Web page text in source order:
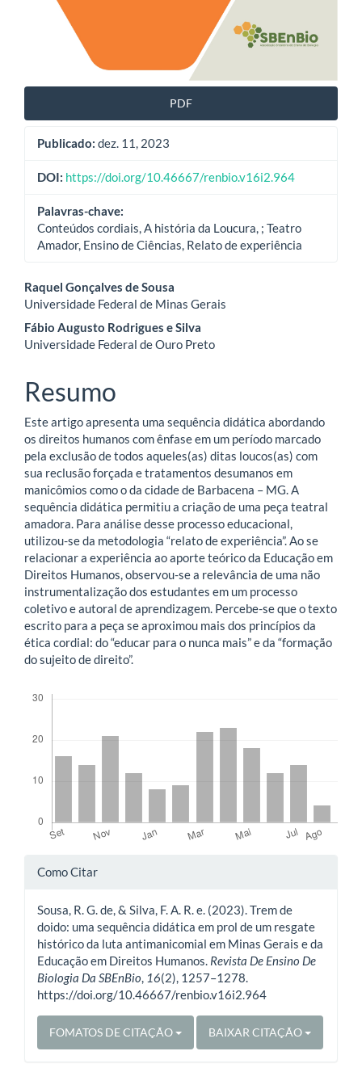
PDF
Publicado: dez. 11, 2023
DOI: https://doi.org/10.46667/renbio.v16i2.964
Palavras-chave:
Conteúdos cordiais, A história da Loucura, ; Teatro
Amador, Ensino de Ciências, Relato de experiência
Conteúdo
do
artigo
principal
Raquel Gonçalves de Sousa
Universidade Federal de Minas Gerais
Fábio Augusto Rodrigues e Silva
Universidade Federal de Ouro Preto
Resumo
Este artigo apresenta uma sequência didática abordando
os direitos humanos com ênfase em um período marcado
pela exclusão de todos aqueles(as) ditas loucos(as) com
sua reclusão forçada e tratamentos desumanos em
manicômios como o da cidade de Barbacena – MG. A
sequência didática permitiu a criação de uma peça teatral
amadora. Para análise desse processo educacional,
utilizou-se da metodologia “relato de experiência”. Ao se
relacionar a experiência ao aporte teórico da Educação em
Direitos Humanos, observou-se a relevância de uma não
instrumentalização dos estudantes em um processo
coletivo e autoral de aprendizagem. Percebe-se que o texto
escrito para a peça se aproximou mais dos princípios da
ética cordial: do “educar para o nunca mais” e da “formação
do sujeito de direito”.
Detalhes
artigo
Como Citar
Sousa, R. G. de, & Silva, F. A. R. e. (2023). Trem de
doido: uma sequência didática em prol de um resgate
histórico da luta antimanicomial em Minas Gerais e da
Educação em Direitos Humanos. Revista De Ensino De
Biologia Da SBEnBio, 16(2), 1257–1278.
https://doi.org/10.46667/renbio.v16i2.964
FOMATOS DE CITAÇÃO BAIXAR CITAÇÃO